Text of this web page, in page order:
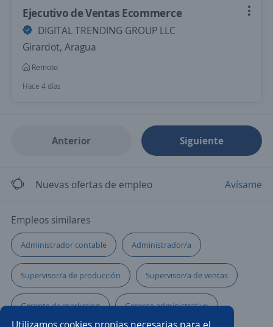
Ejecutivo de Ventas Ecommerce
DIGITAL TRENDING GROUP LLC
Girardot, Aragua
Remoto
Hace 4 días
Anterior Siguiente
Nuevas ofertas de empleo Avísame
Empleos similares
Administrador contable Administrador/a
Supervisor/a de producción Supervisor/a de ventas
Gerente de marketing Gerente administrativo